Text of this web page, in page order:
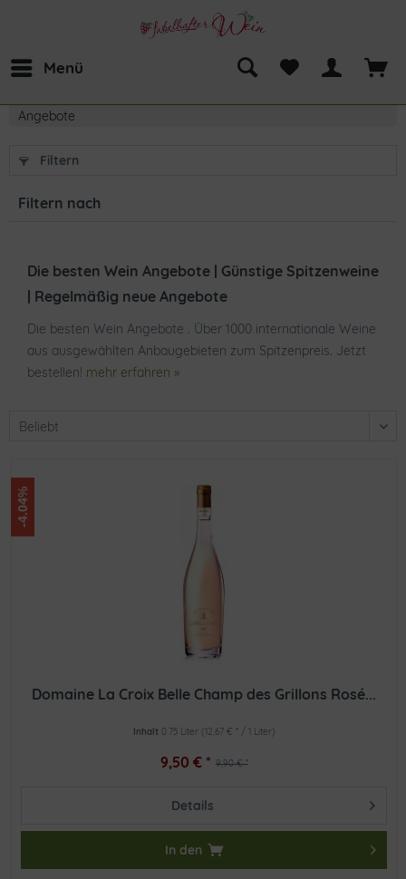
Menü
Angebote
Filtern
Filtern nach
Die besten Wein Angebote | Günstige Spitzenweine
| Regelmäßig neue Angebote
Die besten Wein Angebote . Über 1000 internationale Weine
aus ausgewählten Anbaugebieten zum Spitzenpreis. Jetzt
bestellen! mehr erfahren »
-4.04%
Domaine La Croix Belle Champ des Grillons Rosé...
Inhalt 0.75 Liter (12,67 € * / 1 Liter)
9,90 € *
9,50 € *
Details
In den